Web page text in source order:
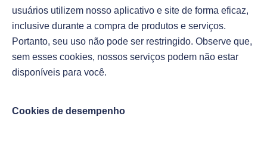
usuários utilizem nosso aplicativo e site de forma eficaz,
inclusive durante a compra de produtos e serviços.
Portanto, seu uso não pode ser restringido. Observe que,
sem esses cookies, nossos serviços podem não estar
disponíveis para você.
Cookies de desempenho